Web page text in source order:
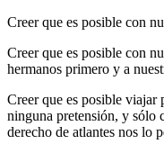
Creer que es posible con
Creer que es posible con
hermanos primero y a
Creer que es posible viajar
ninguna pretensión, y sólo
derecho de atlantes nos lo